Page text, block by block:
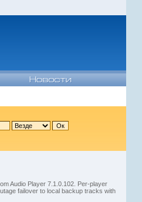
Audio Player 7.1.0.102. Per-player
failover to local backup tracks with